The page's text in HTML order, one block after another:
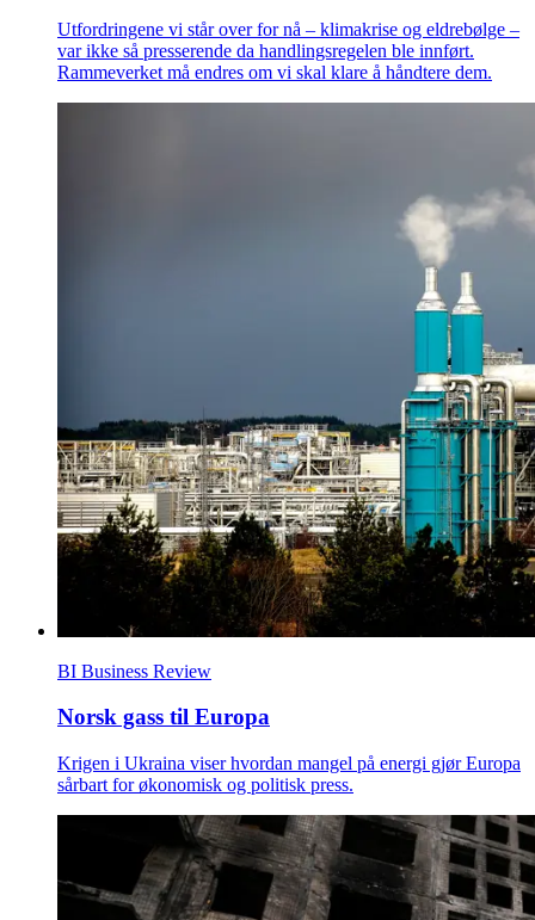
Utfordringene vi står over for nå – klimakrise og eldrebølge –
var ikke så presserende da handlingsregelen ble innført.
Rammeverket må endres om vi skal klare å håndtere dem.
BI Business Review
Norsk gass til Europa
Krigen i Ukraina viser hvordan mangel på energi gjør Europa
sårbart for økonomisk og politisk press.